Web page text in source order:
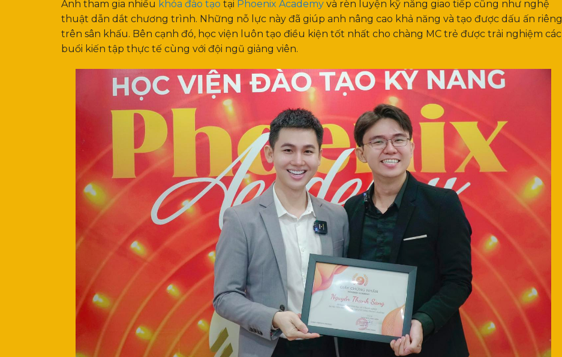
Anh tham gia nhiều khóa đào tạo tại Phoenix Academy và rèn luyện kỹ năng giao tiếp cũng như nghệ
thuật dẫn dắt chương trình. Những nỗ lực này đã giúp anh nâng cao khả năng và tạo được dấu ấn riêng
trên sân khấu. Bên cạnh đó, học viện luôn tạo điều kiện tốt nhất cho chàng MC trẻ được trải nghiệm các
buổi kiến tập thực tế cùng với đội ngũ giảng viên.